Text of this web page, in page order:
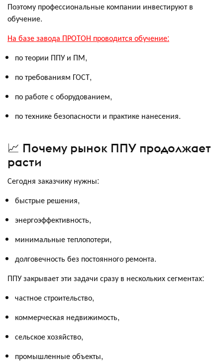
Поэтому профессиональные компании инвестируют в
обучение.
На базе завода ПРОТОН проводится обучение:
по теории ППУ и ПМ,
по требованиям ГОСТ,
по работе с оборудованием,
по технике безопасности и практике нанесения.
📈 Почему рынок ППУ продолжает
расти
Сегодня заказчику нужны:
быстрые решения,
энергоэффективность,
минимальные теплопотери,
долговечность без постоянного ремонта.
ППУ закрывает эти задачи сразу в нескольких сегментах:
частное строительство,
коммерческая недвижимость,
сельское хозяйство,
промышленные объекты,